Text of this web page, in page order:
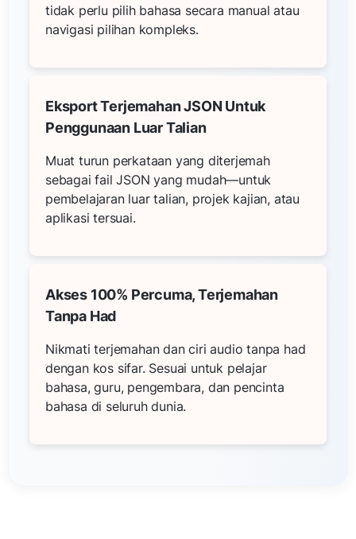
tidak perlu pilih bahasa secara manual atau
navigasi pilihan kompleks.
Eksport Terjemahan JSON Untuk
Penggunaan Luar Talian
Muat turun perkataan yang diterjemah
sebagai fail JSON yang mudah—untuk
pembelajaran luar talian, projek kajian, atau
aplikasi tersuai.
Akses 100% Percuma, Terjemahan
Tanpa Had
Nikmati terjemahan dan ciri audio tanpa had
dengan kos sifar. Sesuai untuk pelajar
bahasa, guru, pengembara, dan pencinta
bahasa di seluruh dunia.